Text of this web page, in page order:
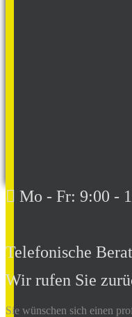
Mo - Fr: 9:00 -
Telefonische
Wir rufen Sie
Sie wünschen sich einen